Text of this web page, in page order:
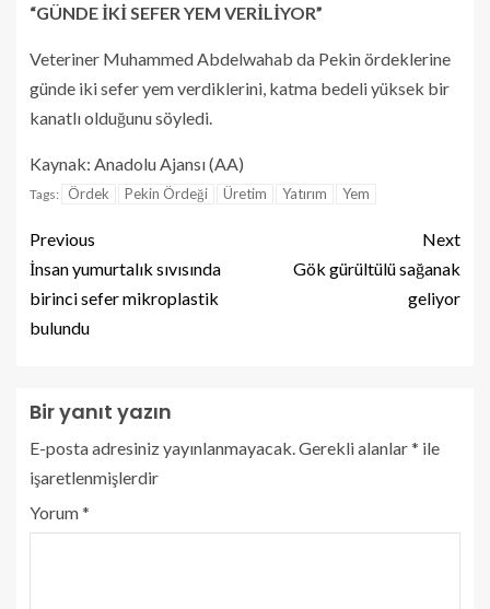
“GÜNDE İKİ SEFER YEM VERİLİYOR”
Veteriner Muhammed Abdelwahab da Pekin ördeklerine
günde iki sefer yem verdiklerini, katma bedeli yüksek bir
kanatlı olduğunu söyledi.
Kaynak: Anadolu Ajansı (AA)
Tags: Ördek Pekin Ördeği Üretim Yatırım Yem
Previous
İnsan yumurtalık sıvısında
birinci sefer mikroplastik
bulundu
Next
Gök gürültülü sağanak
geliyor
Bir yanıt yazın
E-posta adresiniz yayınlanmayacak. Gerekli alanlar* ile
işaretlenmişlerdir
Yorum*